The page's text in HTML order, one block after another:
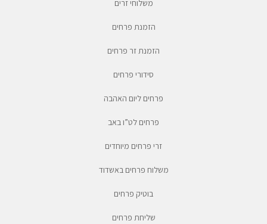
משלוחי זרים
הזמנת פרחים
הזמנת זר פרחים
סידורי פרחים
פרחים ליום האהבה
פרחים לט”ו באב
זרי פרחים מיוחדים
משלוח פרחים באשדוד
בוטיק פרחים
שליחת פרחים